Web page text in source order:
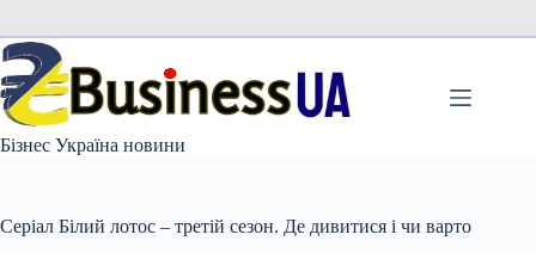
вмісту
Бізнес Україна новини
Серіал Білий лотос – третій сезон. Де дивитися і чи варто